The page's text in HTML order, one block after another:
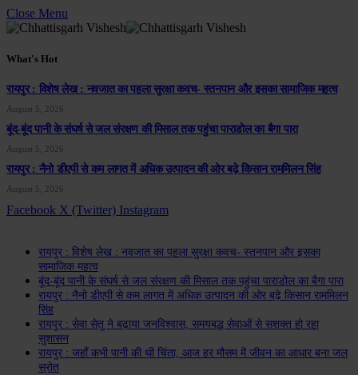
Close Menu
What's Hot
रायपुर : विशेष लेख : नवजात का पहला सुरक्षा कवच- स्तनपान और इसका सामाजिक महत्व
August 5, 2026
बूंद-बूंद पानी के संघर्ष से जल संरक्षण की मिसाल तक पहुंचा पाराडोल का बैगा पारा
August 5, 2026
रायपुर : नैनो डीएपी से कम लागत में अधिक उत्पादन की ओर बढ़े किसान राममिलन सिंह
August 5, 2026
Facebook X (Twitter) Instagram
रायपुर : विशेष लेख : नवजात का पहला सुरक्षा कवच- स्तनपान और इसका
सामाजिक महत्व
बूंद-बूंद पानी के संघर्ष से जल संरक्षण की मिसाल तक पहुंचा पाराडोल का बैगा पारा
रायपुर : नैनो डीएपी से कम लागत में अधिक उत्पादन की ओर बढ़े किसान राममिलन
सिंह
रायपुर : सेवा सेतु ने बढ़ाया जनविश्वास, समयबद्ध सेवाओं से सशक्त हो रहा
सुशासन
रायपुर : जहाँ कभी पानी की थी चिंता, आज हर मौसम में जीवन का आधार बना जल
स्रोत